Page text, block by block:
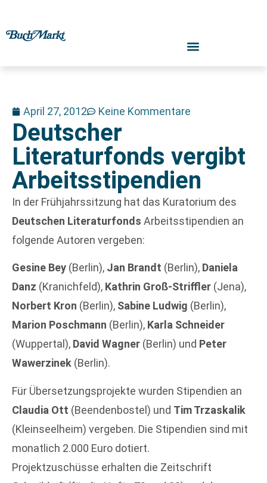
April 27, 2012 Keine Kommentare
Deutscher
Literaturfonds vergibt
Arbeitsstipendien
In der Frühjahrssitzung hat das Kuratorium des
Deutschen Literaturfonds Arbeitsstipendien an
folgende Autoren vergeben:
Gesine Bey (Berlin), Jan Brandt (Berlin), Daniela
Danz (Kranichfeld), Kathrin Groß-Striffler (Jena),
Norbert Kron (Berlin), Sabine Ludwig (Berlin),
Marion Poschmann (Berlin), Karla Schneider
(Wuppertal), David Wagner (Berlin) und Peter
Wawerzinek (Berlin).
Für Übersetzungsprojekte wurden Stipendien an
Claudia Ott (Beendenbostel) und Tim Trzaskalik
(Kleinseelheim) vergeben. Die Stipendien sind mit
monatlich 2.000 Euro dotiert.
Projektzuschüsse erhalten die Zeitschrift